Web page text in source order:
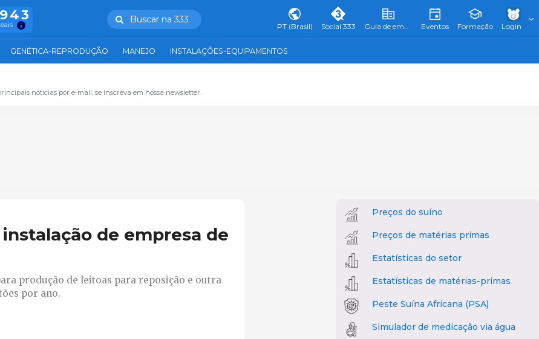
Buscar na 333
PT (Brasil) Social 333 Guia de empresas Eventos Formação Login
GENÉTICA-REPRODUÇÃO MANEJO INSTALAÇÕES-EQUIPAMENTOS
notícias por e-mail, se inscreva em nossa newsletter.
instalação de empresa de
produção de leitoas para reposição e outra
por ano.
Preços do suíno
Preços de matérias primas
Estatísticas do setor
Estatísticas de matérias-primas
Peste Suína Africana (PSA)
Simulador de medicação via água